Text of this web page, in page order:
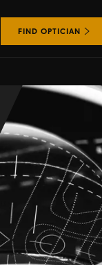
FIND OPTICIAN